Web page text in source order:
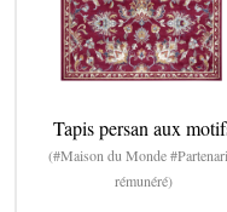
Tapis persan aux
(#Maison du Monde
rémunéré)